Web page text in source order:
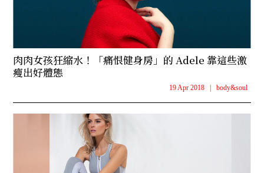
肉肉女孩狂縮水！「痛恨健身房」的 Adele 靠這些激
瘦出好體態
19 Apr 2018 body&soul